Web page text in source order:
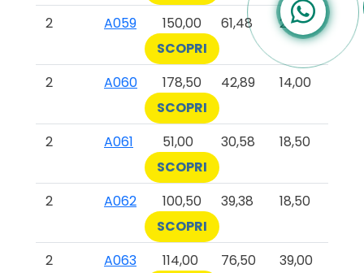
2
A059 150,00 61,48
26,50
SCOPRI
2
A060 178,50 42,89
14,00
SCOPRI
2
A061 51,00 30,58
18,50
SCOPRI
2
A062 100,50 39,38
18,50
SCOPRI
2
A063 114,00 76,50
39,00